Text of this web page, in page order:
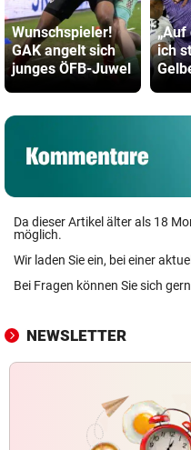
Wunschspieler!
GAK angelt sich
junges ÖFB-Juwel
„Auf
ich
Da dieser Artikel älter als 18
möglich.
Wir laden Sie ein, bei einer
Bei Fragen können Sie sich
NEWSLETTER